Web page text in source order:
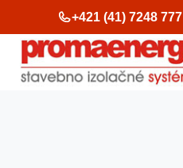
Preskočiť
na
obsah
+421 (41) 7248 777